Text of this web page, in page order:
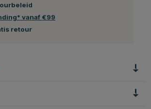
vanaf €99
retour